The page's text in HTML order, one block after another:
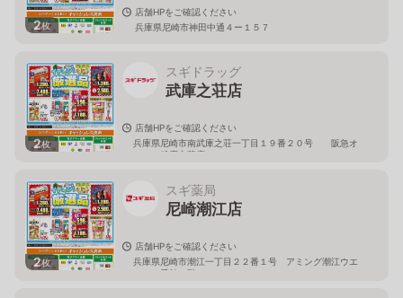
2枚
店舗HPをご確認ください
兵庫県尼崎市神田中通４ー１５７
2枚
スギドラッグ
武庫之荘店
店舗HPをご確認ください
兵庫県尼崎市南武庫之荘一丁目１９番２０号 阪急オ
アシス武庫之荘店２Ｆ
2枚
スギ薬局
尼崎潮江店
店舗HPをご確認ください
兵庫県尼崎市潮江一丁目２２番１号 アミング潮江ウエ
スト１番館１階